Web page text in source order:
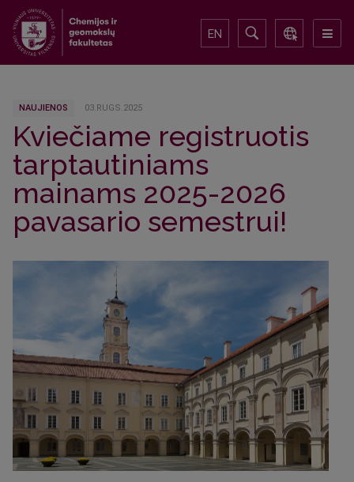
EN
NAUJIENOS 03.RUGS.2025
Kviečiame registruotis
tarptautiniams
mainams 2025-2026
pavasario semestrui!